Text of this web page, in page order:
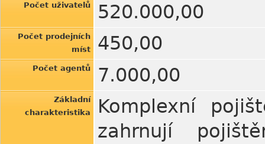
Počet uživatelů 520.000,00
Počet prodejních
míst
450,00
Počet agentů 7.000,00
Základní
charakteristika
Komplexní
zahrnují